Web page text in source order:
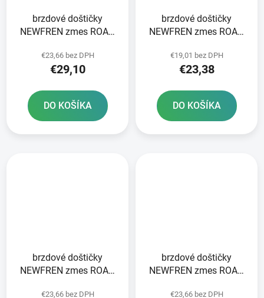
brzdové doštičky
NEWFREN zmes ROAD
v balení
€23,66 bez DPH
€29,10
DO KOŠÍKA
brzdové doštičky
NEWFREN zmes ROAD
v balení
€19,01 bez DPH
€23,38
DO KOŠÍKA
brzdové doštičky
NEWFREN zmes ROAD
€23,66 bez DPH
brzdové doštičky
NEWFREN zmes ROAD
€23,66 bez DPH